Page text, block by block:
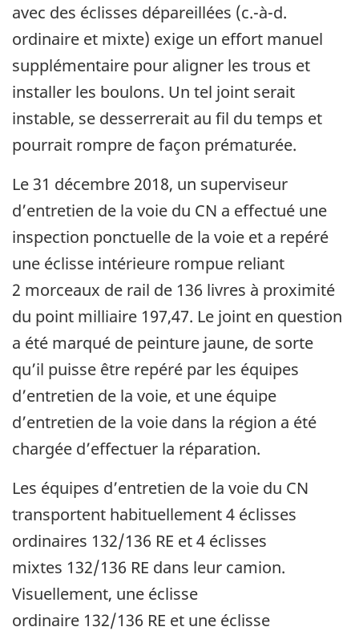
avec des éclisses dépareillées (c.-à-d.
ordinaire et mixte) exige un effort manuel
supplémentaire pour aligner les trous et
installer les boulons. Un tel joint serait
instable, se desserrerait au fil du temps et
pourrait rompre de façon prématurée.
Le 31 décembre 2018, un superviseur
d’entretien de la voie du CN a effectué une
inspection ponctuelle de la voie et a repéré
une éclisse intérieure rompue reliant
2 morceaux de rail de 136 livres à proximité
du point milliaire 197,47. Le joint en question
a été marqué de peinture jaune, de sorte
qu’il puisse être repéré par les équipes
d’entretien de la voie, et une équipe
d’entretien de la voie dans la région a été
chargée d’effectuer la réparation.
Les équipes d’entretien de la voie du CN
transportent habituellement 4 éclisses
ordinaires 132/136 RE et 4 éclisses
mixtes 132/136 RE dans leur camion.
Visuellement, une éclisse
ordinaire 132/136 RE et une éclisse